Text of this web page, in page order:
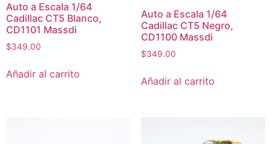
Auto a Escala 1/64
Cadillac CT5 Blanco,
CD1101 Massdi
$349.00
Añadir al carrito
Auto a Escala 1/64
Cadillac CT5 Negro,
CD1100 Massdi
$349.00
Añadir al carrito